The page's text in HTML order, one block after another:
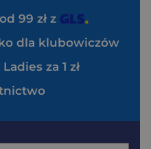
99 zł z
dla klubowiczów
za 1 zł